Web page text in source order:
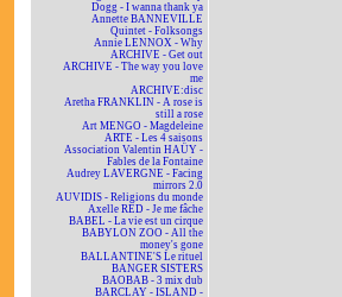
Dogg - I wanna thank ya
Annette BANNEVILLE
Quintet - Folksongs
Annie LENNOX - Why
ARCHIVE - Get out
ARCHIVE - The way you love
me
ARCHIVE:disc
Aretha FRANKLIN - A rose is
still a rose
Art MENGO - Magdeleine
ARTE - Les 4 saisons
Association Valentin HAÜY -
Fables de la Fontaine
Audrey LAVERGNE - Facing
mirrors 2.0
AUVIDIS - Religions du monde
Axelle RED - Je me fâche
BABEL - La vie est un cirque
BABYLON ZOO - All the
money's gone
BALLANTINE'S Le rituel
BANGER SISTERS
BAOBAB - 3 mix dub
BARCLAY - ISLAND -